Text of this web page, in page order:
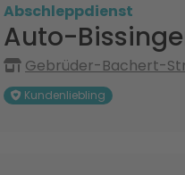
Abschleppdienst
Auto-
Gebrüder-Bachert-
Kundenliebling